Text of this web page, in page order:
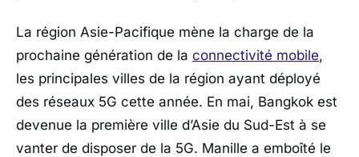
La région Asie-Pacifique mène la charge de la
prochaine génération de la connectivité mobile,
les principales villes de la région ayant déployé
des réseaux 5G cette année. En mai, Bangkok est
devenue la première ville d’Asie du Sud-Est à se
vanter de disposer de la 5G. Manille a emboîté le